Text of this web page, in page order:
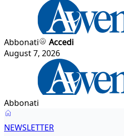
Abbonati
Accedi
August 7, 2026
Abbonati
NEWSLETTER